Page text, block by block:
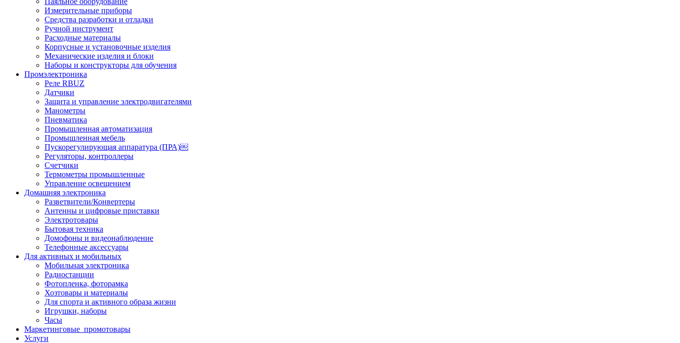
Измерительные приборы
Средства разработки и отладки
Ручной инструмент
Расходные материалы
Корпусные и установочные изделия
Механические изделия и блоки
Наборы и конструкторы для обучения
Промэлектроника
Реле RBUZ
Датчики
Защита и управление электродвигателями
Манометры
Пневматика
Промышленная автоматизация
Промышленная мебель
Пускорегулирующая аппаратура (ПРА)￼
Регуляторы, контроллеры
Счетчики
Термометры промышленные
Управление освещением
Домашняя электроника
Разветвители/Конвертеры
Антенны и цифровые приставки
Электротовары
Бытовая техника
Домофоны и видеонаблюдение
Телефонные аксессуары
Для активных и мобильных
Мобильная электроника
Радиостанции
Фотопленка, фоторамка
Хозтовары и материалы
Для спорта и активного образа жизни
Игрушки, наборы
Часы
Маркетинговые_промотовары
Услуги